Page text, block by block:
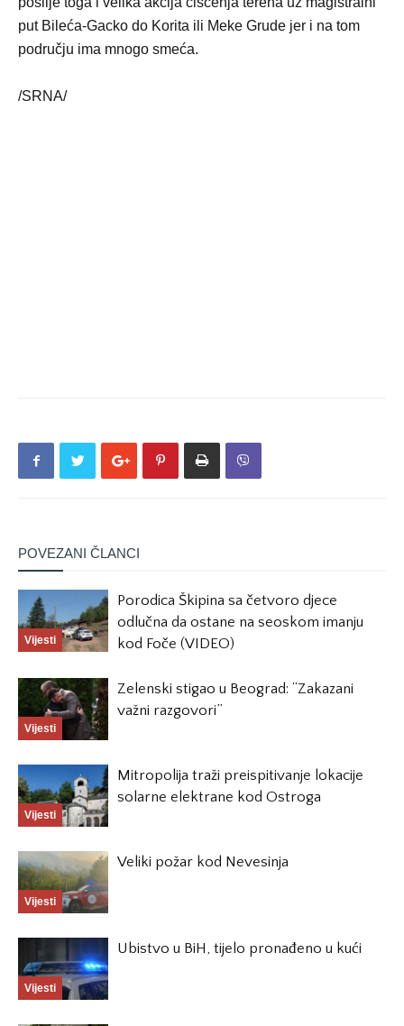
put Bileća-Gacko do Korita ili Meke Grude jer i na tom
području ima mnogo smeća.
/SRNA/
POVEZANI ČLANCI
Vijesti
Porodica Škipina sa četvoro djece
odlučna da ostane na seoskom imanju
kod Foče (VIDEO)
Vijesti
Zelenski stigao u Beograd: “Zakazani
važni razgovori”
Vijesti
Mitropolija traži preispitivanje lokacije
solarne elektrane kod Ostroga
Vijesti
Veliki požar kod Nevesinja
Vijesti
Ubistvo u BiH, tijelo pronađeno u kući